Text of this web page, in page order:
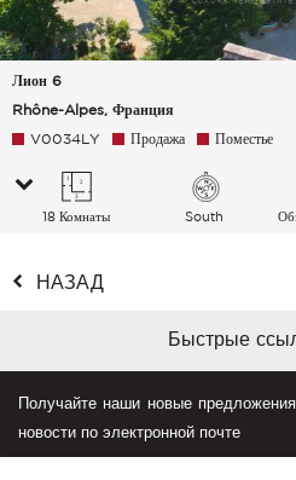
Лион 6
Rhône-Alpes, Франция
V0034LY Продажа Поместье
18 Комнаты South
НАЗАД
Быстрые
Получайте наши новые
новости по электронной почте